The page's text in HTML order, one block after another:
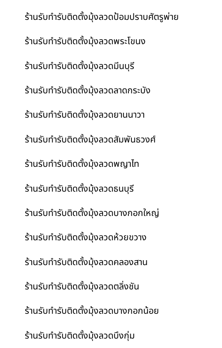
ร้านรับทำรับติดตั้งมุ้งลวดป้อมปราบศัตรูพ่าย
ร้านรับทำรับติดตั้งมุ้งลวดพระโขนง
ร้านรับทำรับติดตั้งมุ้งลวดมีนบุรี
ร้านรับทำรับติดตั้งมุ้งลวดลาดกระบัง
ร้านรับทำรับติดตั้งมุ้งลวดยานนาวา
ร้านรับทำรับติดตั้งมุ้งลวดสัมพันธวงศ์
ร้านรับทำรับติดตั้งมุ้งลวดพญาไท
ร้านรับทำรับติดตั้งมุ้งลวดธนบุรี
ร้านรับทำรับติดตั้งมุ้งลวดบางกอกใหญ่
ร้านรับทำรับติดตั้งมุ้งลวดห้วยขวาง
ร้านรับทำรับติดตั้งมุ้งลวดคลองสาน
ร้านรับทำรับติดตั้งมุ้งลวดตลิ่งชัน
ร้านรับทำรับติดตั้งมุ้งลวดบางกอกน้อย
ร้านรับทำรับติดตั้งมุ้งลวดบึงกุ่ม